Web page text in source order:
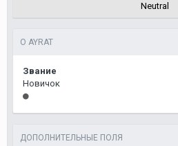
Neutral
О AYRAT
Звание
Новичок
ДОПОЛНИТЕЛЬНЫЕ ПОЛЯ